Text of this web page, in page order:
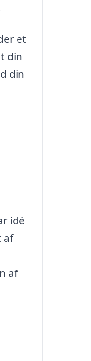
et
din
din
idé
af
af